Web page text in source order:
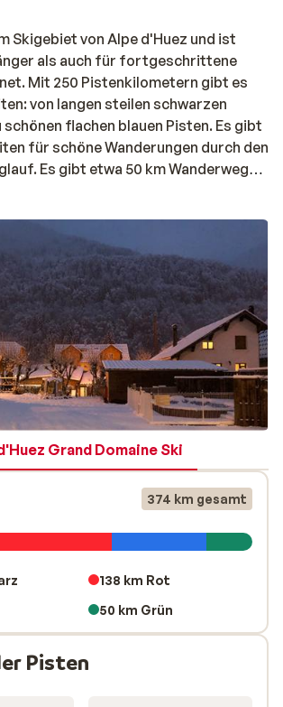
Skigebiet von Alpe d'Huez und ist
als auch für fortgeschrittene
Mit 250 Pistenkilometern gibt es
von langen steilen schwarzen
schönen flachen blauen Pisten. Es gibt
für schöne Wanderungen durch den
Es gibt etwa 50 km Wanderwege,
und 20 km rote Wanderwege
hauptsächlich entlang der
Auch wenn man es etwas
lassen möchte, ist es hier schön.
Beispiel Schlittschuhlaufen,
Hundeschlittenfahren.
Grand Domaine Ski
374 km gesamt
138 km Rot
50 km Grün
Pisten